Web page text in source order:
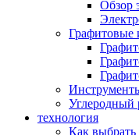
Обзор
Графитовые
Углеродный
технология
Как